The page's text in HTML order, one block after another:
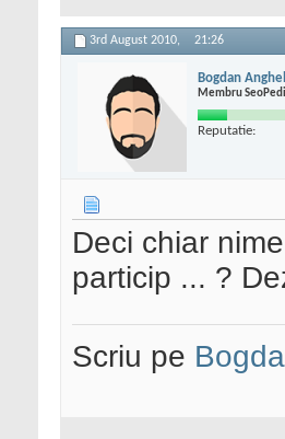
3rd August 2010, 21:26
Bogdan
Membru
Reputatie:
Deci chiar
particip ... ?
Scriu pe